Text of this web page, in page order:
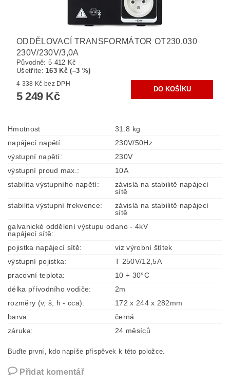
ODDĚLOVACÍ TRANSFORMÁTOR OT230.030
230V/230V/3,0A
Původně: 5 412 Kč
Ušetříte: 163 Kč (–3 %)
4 338 Kč bez DPH
5 249 Kč
Hmotnost
31.8 kg
napájecí napětí:
230V/50Hz
výstupní napětí:
230V
výstupní proud max.:
10A
stabilita výstupního napětí:
závislá na stabilitě napájecí
sítě
stabilita výstupní frekvence:
závislá na stabilitě napájecí
sítě
galvanické oddělení výstupu od
napájecí sítě:
ano - 4kV
pojistka napájecí sítě:
viz výrobní štítek
výstupní pojistka:
T 250V/12,5A
pracovní teplota:
10 ÷ 30°C
délka přívodního vodiče:
2m
rozměry (v, š, h - cca):
172 x 244 x 282mm
barva:
černá
záruka:
24 měsíců
Buďte první, kdo napíše příspěvek k této položce.
Přidat komentář